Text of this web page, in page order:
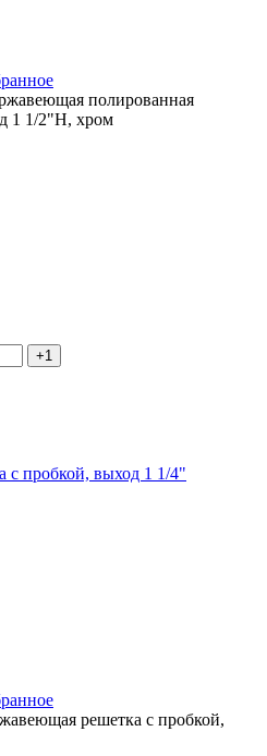
полированная
1 1/2"Н, хром
+1
пробкой, выход 1 1/4"
решетка с пробкой,